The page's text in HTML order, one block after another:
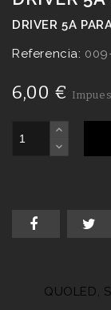
DRIVER 5A
Referencia:
6,00 €
QUOLED,